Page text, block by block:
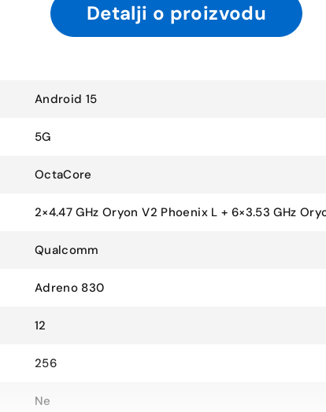
Detalji o proizvodu
Android 15
5G
OctaCore
2×4.47 GHz Oryon V2 Phoenix L + 6×3.53 GHz
Qualcomm
Adreno 830
12
256
Ne